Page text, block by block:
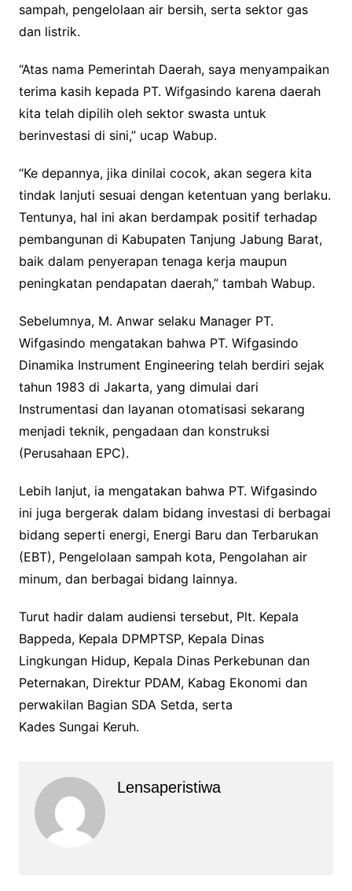
sampah, pengelolaan air bersih, serta sektor gas
dan listrik.
“Atas nama Pemerintah Daerah, saya menyampaikan
terima kasih kepada PT. Wifgasindo karena daerah
kita telah dipilih oleh sektor swasta untuk
berinvestasi di sini,” ucap Wabup.
“Ke depannya, jika dinilai cocok, akan segera kita
tindak lanjuti sesuai dengan ketentuan yang berlaku.
Tentunya, hal ini akan berdampak positif terhadap
pembangunan di Kabupaten Tanjung Jabung Barat,
baik dalam penyerapan tenaga kerja maupun
peningkatan pendapatan daerah,” tambah Wabup.
Sebelumnya, M. Anwar selaku Manager PT.
Wifgasindo mengatakan bahwa PT. Wifgasindo
Dinamika Instrument Engineering telah berdiri sejak
tahun 1983 di Jakarta, yang dimulai dari
Instrumentasi dan layanan otomatisasi sekarang
menjadi teknik, pengadaan dan konstruksi
(Perusahaan EPC).
Lebih lanjut, ia mengatakan bahwa PT. Wifgasindo
ini juga bergerak dalam bidang investasi di berbagai
bidang seperti energi, Energi Baru dan Terbarukan
(EBT), Pengelolaan sampah kota, Pengolahan air
minum, dan berbagai bidang lainnya.
Turut hadir dalam audiensi tersebut, Plt. Kepala
Bappeda, Kepala DPMPTSP, Kepala Dinas
Lingkungan Hidup, Kepala Dinas Perkebunan dan
Peternakan, Direktur PDAM, Kabag Ekonomi dan
perwakilan Bagian SDA Setda, serta
Kades Sungai Keruh.
Lensaperistiwa